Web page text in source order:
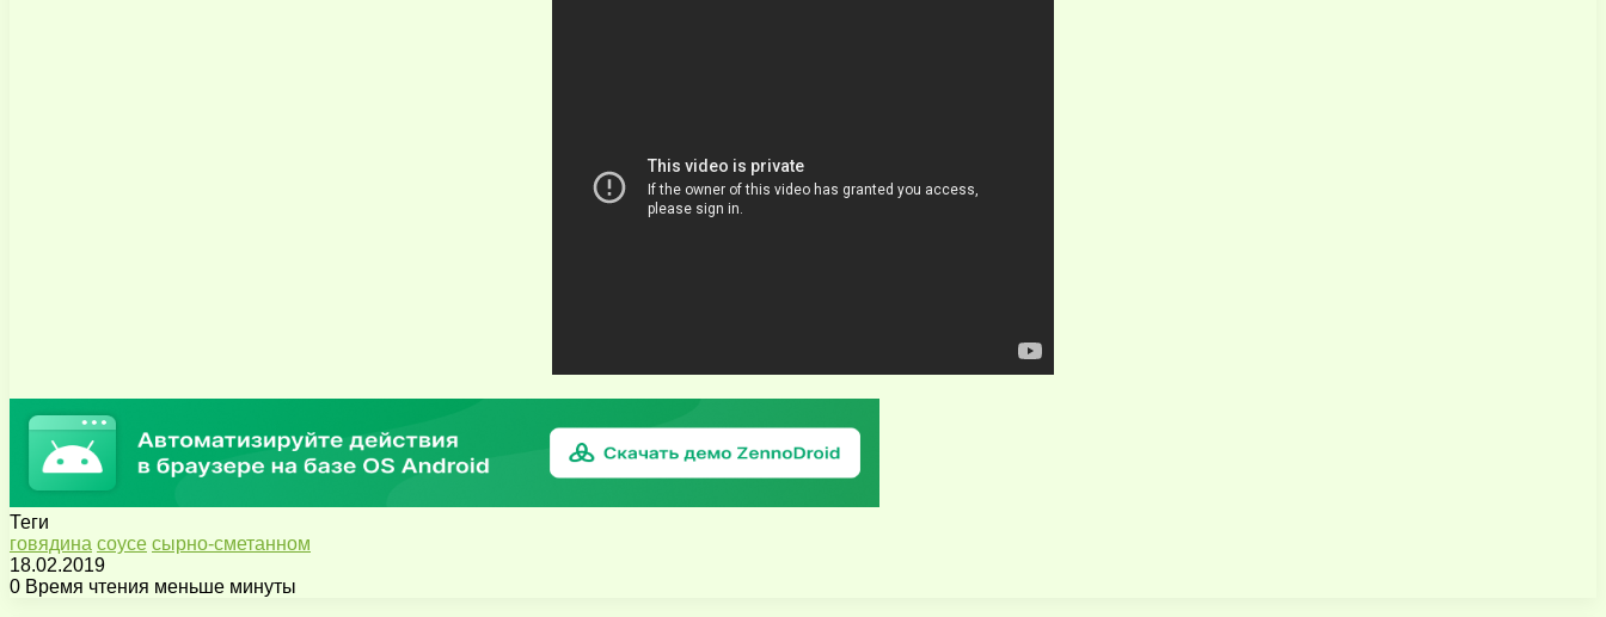
Теги
говядина соусе сырно-сметанном
18.02.2019
0 Время чтения меньше минуты